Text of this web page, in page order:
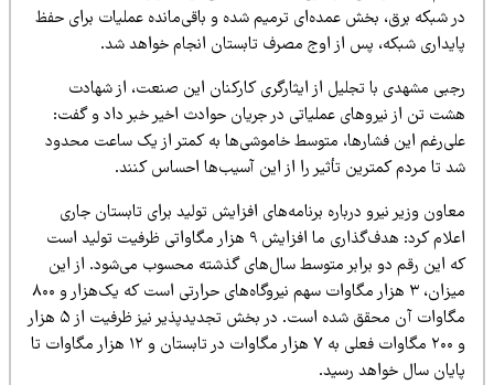
شبکه برق، بخش عمده‌ای ترمیم شده و باقی‌مانده عملیات برای حفظ
شبکه، پس از اوج مصرف تابستان انجام خواهد شد.
مشهدی با تجلیل از ایثارگری کارکنان این صنعت، از شهادت
تن از نیروهای عملیاتی در جریان حوادث اخیر خبر داد و گفت:
این فشارها، متوسط خاموشی‌ها به کمتر از یک ساعت محدود
تا مردم کمترین تأثیر را از این آسیب‌ها احساس کنند.
وزیر نیرو درباره برنامه‌های افزایش تولید برای تابستان جاری
اعلام کرد: هدف‌گذاری ما افزایش ۹ هزار مگاواتی ظرفیت تولید است
این رقم دو برابر متوسط سال‌های گذشته محسوب می‌شود. از این
میزان، ۳ هزار مگاوات سهم نیروگاه‌های حرارتی است که یک‌هزار و ۸۰۰
مگاوات آن محقق شده است. در بخش تجدیدپذیر نیز ظرفیت از ۵ هزار
و ۲۰۰ مگاوات فعلی به ۷ هزار مگاوات در تابستان و ۱۲ هزار مگاوات تا
سال خواهد رسید.